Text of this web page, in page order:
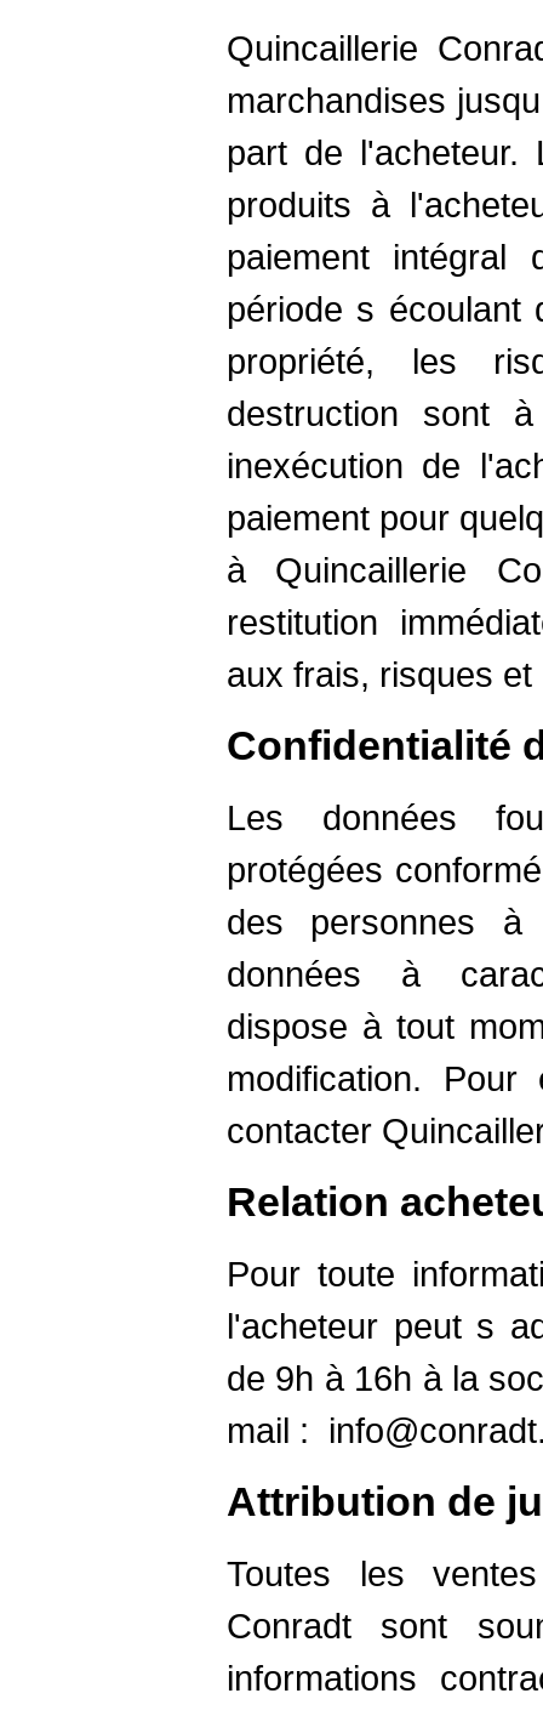
Quincaillerie
marchandises
part de l'acheteur.
produits à
paiement intégral
période s écoulant
propriété, les
destruction sont
inexécution de
paiement pour
à Quincaillerie
restitution
aux frais, risques
Confidentialité
Les données
protégées
des personnes
données à
dispose à tout
modification.
contacter
Relation
Pour toute
l'acheteur peut s
de 9h à 16h à la
mail :
Attribution de
Toutes les
Conradt sont
informations